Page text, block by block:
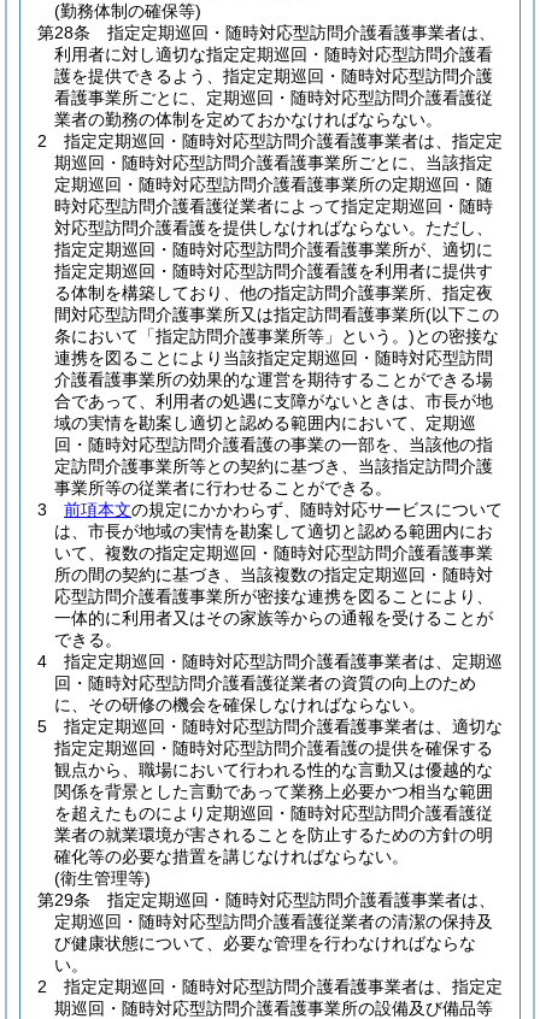
(勤務体制の確保等)
第28条
指定定期巡回・随時対応型訪問介護看護事業者は、
利用者に対し適切な指定定期巡回・随時対応型訪問介護看
護を提供できるよう、指定定期巡回・随時対応型訪問介護
看護事業所ごとに、定期巡回・随時対応型訪問介護看護従
業者の勤務の体制を定めておかなければならない。
2
指定定期巡回・随時対応型訪問介護看護事業者は、指定定
期巡回・随時対応型訪問介護看護事業所ごとに、当該指定
定期巡回・随時対応型訪問介護看護事業所の定期巡回・随
時対応型訪問介護看護従業者によって指定定期巡回・随時
対応型訪問介護看護を提供しなければならない。 ただし、
指定定期巡回・随時対応型訪問介護看護事業所が、適切に
指定定期巡回・随時対応型訪問介護看護を利用者に提供す
る体制を構築しており、他の指定訪問介護事業所、指定夜
間対応型訪問介護事業所又は指定訪問看護事業所(以下この
条において「指定訪問介護事業所等」という。)との密接な
連携を図ることにより当該指定定期巡回・随時対応型訪問
介護看護事業所の効果的な運営を期待することができる場
合であって、利用者の処遇に支障がないときは、市長が地
域の実情を勘案し適切と認める範囲内において、定期巡
回・随時対応型訪問介護看護の事業の一部を、当該他の指
定訪問介護事業所等との契約に基づき、当該指定訪問介護
事業所等の従業者に行わせることができる。
3
前項本文の規定にかかわらず、随時対応サービスについて
は、市長が地域の実情を勘案して適切と認める範囲内にお
いて、複数の指定定期巡回・随時対応型訪問介護看護事業
所の間の契約に基づき、当該複数の指定定期巡回・随時対
応型訪問介護看護事業所が密接な連携を図ることにより、
一体的に利用者又はその家族等からの通報を受けることが
できる。
4
指定定期巡回・随時対応型訪問介護看護事業者は、定期巡
回・随時対応型訪問介護看護従業者の資質の向上のため
に、その研修の機会を確保しなければならない。
5
指定定期巡回・随時対応型訪問介護看護事業者は、適切な
指定定期巡回・随時対応型訪問介護看護の提供を確保する
観点から、職場において行われる性的な言動又は優越的な
関係を背景とした言動であって業務上必要かつ相当な範囲
を超えたものにより定期巡回・随時対応型訪問介護看護従
業者の就業環境が害されることを防止するための方針の明
確化等の必要な措置を講じなければならない。
(衛生管理等)
第29条
指定定期巡回・随時対応型訪問介護看護事業者は、
定期巡回・随時対応型訪問介護看護従業者の清潔の保持及
び健康状態について、必要な管理を行わなければならな
い。
2
指定定期巡回・随時対応型訪問介護看護事業者は、指定定
期巡回・随時対応型訪問介護看護事業所の設備及び備品等